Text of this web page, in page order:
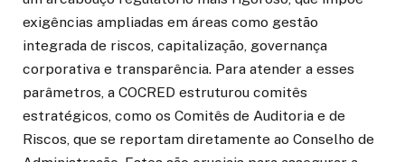
exigências ampliadas em áreas como gestão
integrada de riscos, capitalização, governança
corporativa e transparência. Para atender a esses
parâmetros, a COCRED estruturou comitês
estratégicos, como os Comitês de Auditoria e de
Riscos, que se reportam diretamente ao Conselho de